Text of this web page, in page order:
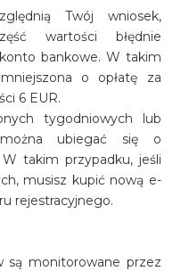
Twój wniosek,
wartości błędnie
bankowe. W takim
o opłatę za
6 EUR.
tygodniowych lub
ubiegać się o
takim przypadku, jeśli
musisz kupić nową e-
rejestracyjnego.
są monitorowane przez